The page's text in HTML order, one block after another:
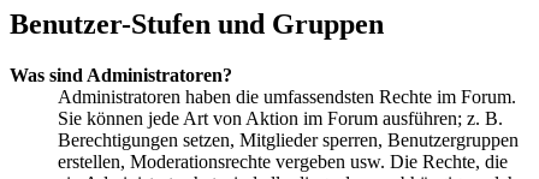
Benutzer-Stufen und Gruppen
Was sind Administratoren?
Administratoren haben die umfassendsten Rechte im Forum.
Sie können jede Art von Aktion im Forum ausführen; z. B.
Berechtigungen setzen, Mitglieder sperren, Benutzergruppen
erstellen, Moderationsrechte vergeben usw. Die Rechte, die